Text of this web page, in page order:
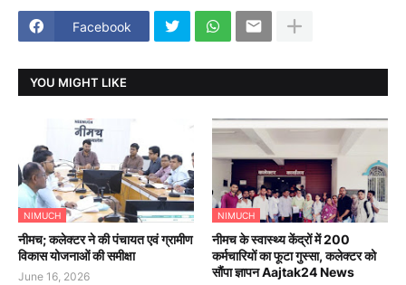
Facebook
YOU MIGHT LIKE
NIMUCH
नीमच; कलेक्टर ने की पंचायत एवं ग्रामीण
विकास योजनाओं की समीक्षा
June 16, 2026
NIMUCH
नीमच के स्वास्थ्य केंद्रों में 200
कर्मचारियों का फूटा गुस्सा, कलेक्टर को
सौंपा ज्ञापन Aajtak24 News